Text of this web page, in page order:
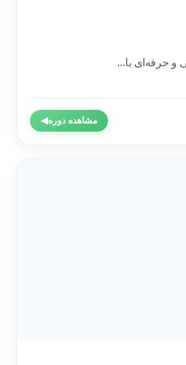
با...
مشاهده دوره◀